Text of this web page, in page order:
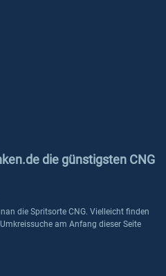
die günstigsten CNG
die Spritsorte CNG. Vielleicht finden
am Anfang dieser Seite